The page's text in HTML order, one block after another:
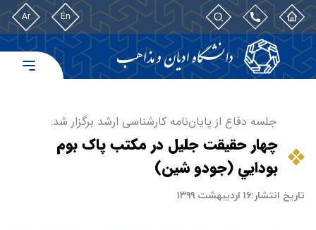
En
Ar
جلسه دفاع از پایان‌نامه کارشناسی ارشد برگزار شد:
چهار حقيقت جليل در مکتب پاک بوم
بودايي (جودو شين)
تاریخ انتشار:۱۶ اردیبهشت ۱۳۹۹